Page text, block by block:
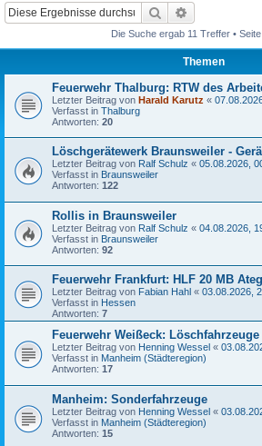
Suche
Die Suche ergab 11 Treffer • Seite
Themen
Feuerwehr Thalburg: RTW des
Letzter Beitrag von Harald Karutz «
Verfasst in Thalburg
Antworten: 20
Löschgerätewerk Braunsweiler -
Letzter Beitrag von Ralf Schulz « 05.08.2026,
Verfasst in Braunsweiler
Antworten: 122
Rollis in Braunsweiler
Letzter Beitrag von Ralf Schulz « 04.08.2026,
Verfasst in Braunsweiler
Antworten: 92
Feuerwehr Frankfurt: HLF 20 MB
Letzter Beitrag von Fabian Hahl « 03.08.2026,
Verfasst in Hessen
Antworten: 7
Feuerwehr Weißeck: Löschfahrzeuge
Letzter Beitrag von Henning Wessel «
Verfasst in Manheim (Städteregion)
Antworten: 17
Manheim: Sonderfahrzeuge
Letzter Beitrag von Henning Wessel «
Verfasst in Manheim (Städteregion)
Antworten: 15